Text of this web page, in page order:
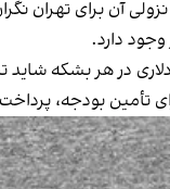
دارد.
از دید اقتصادی، تخفیف ۸ تا
تأمین بودجه،